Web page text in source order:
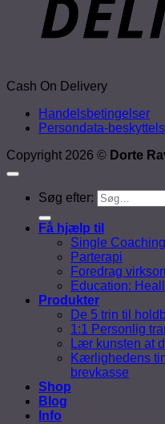
Cash On Delivery
Handelsbetingelser
Persondata-
Copyright 2026 © Dorte
Søg efter:
Få hjælp til
Single Coaching
Parterapi
Foredrag
Education:
Produkter
De 5 trin til
1:1 Personlig
Lær kunsten at
Kærlighedens
brevkasse
Shop
Blog
Info